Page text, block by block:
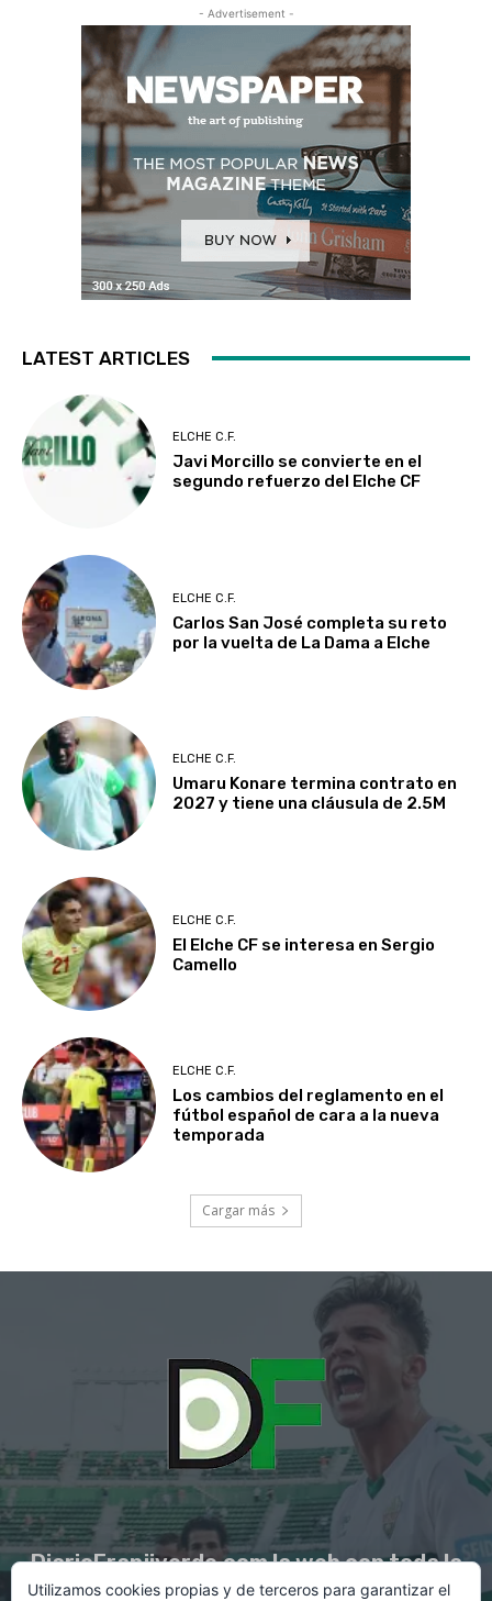
- Advertisement -
LATEST ARTICLES
ELCHE C.F.
Javi Morcillo se convierte en el
segundo refuerzo del Elche CF
ELCHE C.F.
Carlos San José completa su reto
por la vuelta de La Dama a Elche
ELCHE C.F.
Umaru Konare termina contrato en
2027 y tiene una cláusula de 2.5M
ELCHE C.F.
El Elche CF se interesa en Sergio
Camello
ELCHE C.F.
Los cambios del reglamento en el
fútbol español de cara a la nueva
temporada
Cargar más
DiarioFranjiverde.com la web con toda la
Utilizamos cookies propias y de terceros para garantizar el